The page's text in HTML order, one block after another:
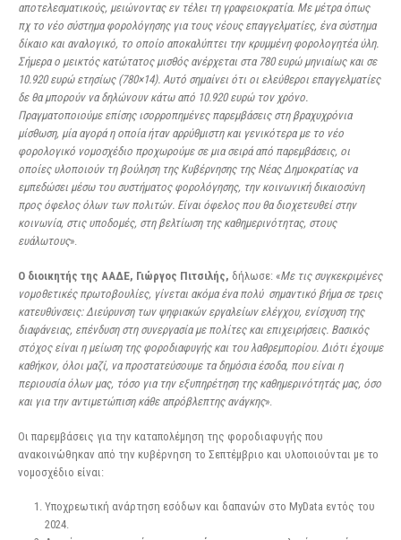
αποτελεσματικούς, μειώνοντας εν τέλει τη γραφειοκρατία. Με μέτρα όπως
πχ το νέο σύστημα φορολόγησης για τους νέους επαγγελματίες, ένα σύστημα
δίκαιο και αναλογικό, το οποίο αποκαλύπτει την κρυμμένη φορολογητέα ύλη.
Σήμερα ο μεικτός κατώτατος μισθός ανέρχεται στα 780 ευρώ μηνιαίως και σε
10.920 ευρώ ετησίως (780×14). Αυτό σημαίνει ότι οι ελεύθεροι επαγγελματίες
δε θα μπορούν να δηλώνουν κάτω από 10.920 ευρώ τον χρόνο.
Πραγματοποιούμε επίσης ισορροπημένες παρεμβάσεις στη βραχυχρόνια
μίσθωση, μία αγορά η οποία ήταν αρρύθμιστη και γενικότερα με το νέο
φορολογικό νομοσχέδιο προχωρούμε σε μια σειρά από παρεμβάσεις, οι
οποίες υλοποιούν τη βούληση της Κυβέρνησης της Νέας Δημοκρατίας να
εμπεδώσει μέσω του συστήματος φορολόγησης, την κοινωνική δικαιοσύνη
προς όφελος όλων των πολιτών. Είναι όφελος που θα διοχετευθεί στην
κοινωνία, στις υποδομές, στη βελτίωση της καθημερινότητας, στους
ευάλωτους».
Ο διοικητής της ΑΑΔΕ, Γιώργος Πιτσιλής, δήλωσε: «Με τις συγκεκριμένες
νομοθετικές πρωτοβουλίες, γίνεται ακόμα ένα πολύ σημαντικό βήμα σε τρεις
κατευθύνσεις: Διεύρυνση των ψηφιακών εργαλείων ελέγχου, ενίσχυση της
διαφάνειας, επένδυση στη συνεργασία με πολίτες και επιχειρήσεις. Βασικός
στόχος είναι η μείωση της φοροδιαφυγής και του λαθρεμπορίου. Διότι έχουμε
καθήκον, όλοι μαζί, να προστατεύσουμε τα δημόσια έσοδα, που είναι η
περιουσία όλων μας, τόσο για την εξυπηρέτηση της καθημερινότητάς μας, όσο
και για την αντιμετώπιση κάθε απρόβλεπτης ανάγκης».
Οι παρεμβάσεις για την καταπολέμηση της φοροδιαφυγής που
ανακοινώθηκαν από την κυβέρνηση το Σεπτέμβριο και υλοποιούνται με το
νομοσχέδιο είναι:
Υποχρεωτική ανάρτηση εσόδων και δαπανών στο MyData εντός του
2024.